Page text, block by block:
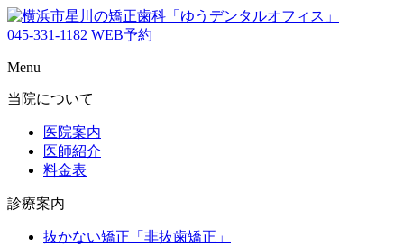
045-331-1182 WEB予約
Menu
当院について
医院案内
医師紹介
料金表
診療案内
抜かない矯正「非抜歯矯正」